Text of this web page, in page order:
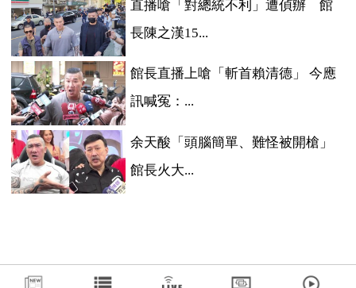
直播嗆「對總統不利」遭偵辦 館
長陳之漢15...
館長直播上嗆「斬首賴清德」 今應
訊喊冤：...
余天酸「頭腦簡單、難怪被開槍」
館長火大...